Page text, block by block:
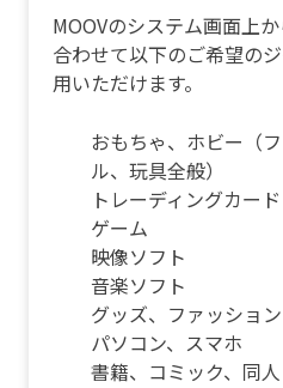
MOOVのシステム画面上
合わせて以下のご希望の
用いただけます。
おもちゃ、ホビー（
ル、玩具全般）
トレーディングカード
ゲーム
映像ソフト
音楽ソフト
グッズ、ファッション
パソコン、スマホ
書籍、コミック、同